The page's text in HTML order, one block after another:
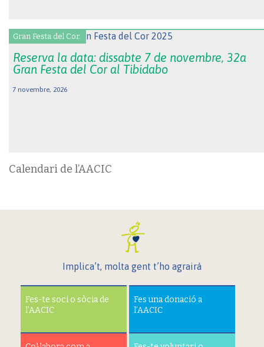
Gran Festa del Cor.
Reserva la data: dissabte 7 de novembre, 32a
Gran Festa del Cor al Tibidabo
7 novembre, 2026
Calendari de l’AACIC
Implica’t, molta gent t’ho agrairà
Fes-te soci o sòcia de
l’AACIC
Fes una donació a
l’AACIC